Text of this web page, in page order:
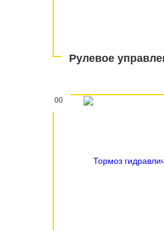
Рулевое
00